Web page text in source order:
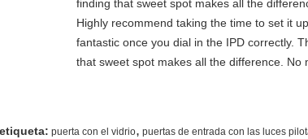
finding that sweet spot makes all the
Highly recommend taking the time to set it
fantastic once you dial in the IPD correctly.
that sweet spot makes all the difference.
etiqueta: puerta con el vidrio, puertas de entrada con las luces